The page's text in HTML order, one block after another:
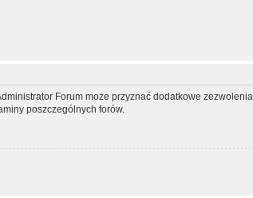
Forum może przyznać dodatkowe
poszczególnych forów.